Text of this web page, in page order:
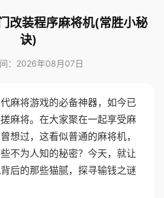
改装程序麻将机(常胜小秘
诀)
：2026年08月07日
麻将游戏的必备神器，如今已
麻将。在大家聚在一起享受麻
想过，这看似普通的麻将机，
不为人知的秘密？今天，就让
后的那些猫腻，探寻输钱之谜